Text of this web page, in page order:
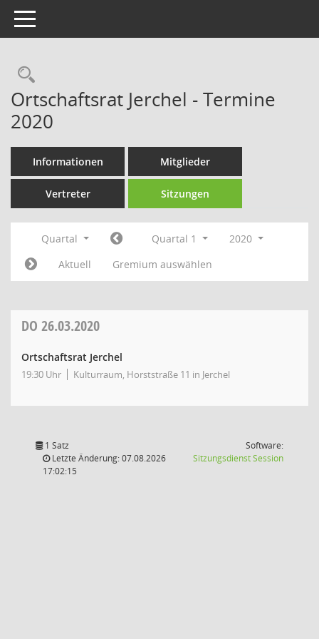
Toggle navigation
Rechercheauswahl
Ortschaftsrat Jerchel - Termine
2020
Informationen Mitglieder
Vertreter Sitzungen
Quartal Quartal 1
2020
Aktuell
Gremium auswählen
DO 26.03.2020
Ortschaftsrat Jerchel
19:30 Uhr Kulturraum, Horststraße 11 in Jerchel
1 Satz
Letzte Änderung: 07.08.2026
17:02:15
Software:
SitzungsdienstSession(Wird in